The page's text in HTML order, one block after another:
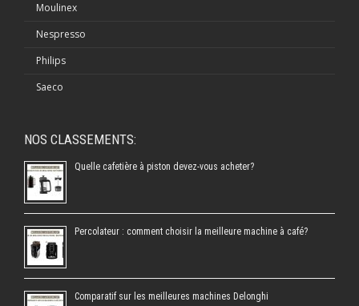
Moulinex
Nespresso
Philips
Saeco
NOS CLASSEMENTS:
Quelle cafetière à piston devez-vous acheter?
Percolateur : comment choisir la meilleure machine à café?
Comparatif sur les meilleures machines Delonghi